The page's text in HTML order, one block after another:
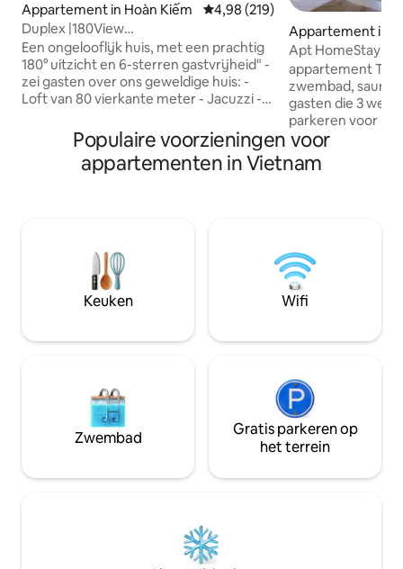
Appartement in Hoàn Kiếm Gemiddelde beoordeling van
4,98 (219)
Duplex |180View
|Jacuzzi|Quiet|StairlWasher-Dryer
Een ongelooflijk huis, met een prachtig
180° uitzicht en 6-sterren gastvrijheid" -
zei gasten over ons geweldige huis: -
Loft van 80 vierkante meter - Jacuzzi -
bijvulwater (gedeelde ruimte) - Volledig
ingerichte keuken - Gratis
bagageopslagruimte - Gratis water
Rustige en veilige buurt - Gratis
voedsellijst en touraanbeveling -
Transfer vanaf de luchthaven (tegen
betaling) - 5e verdieping, GEEN trap
Appartement in
Apt HomeStay
appartement
zwembad, sauna
gasten die 3
parkeren voor
kelder van het
slechts 200
de zee lopen in
keuken met
wasmachine,
waterkoker
met mooi uitzicht
Populaire voorzieningen voor
appartementen in Vietnam
Keuken Wifi
Zwembad
Gratis parkeren op
het terrein